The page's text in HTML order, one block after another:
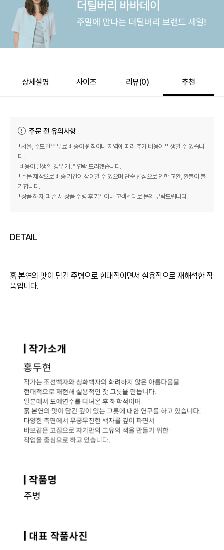
배송 가능 지역
전국
상세설명 사이즈 리뷰(0) 추천
주문 전 유의사항
*서울, 수도권은 무료 배송이 원칙이나 지역에 따라 추가 비용이 발생할 수 있습니
다.
비용이 발생할 경우 개별 연락 드리겠습니다.
*주문 제작으로 배송 기간이 상이할 수 있으며 단순 변심으로 인한 교환, 환불이 불
가합니다.
*상품 하자, 파손 시 상품 수령 후 7일 이내 고객센터로 문의 부탁드립니다.
DETAIL
흙 본연의 맛이 담긴 주병으로 현대적이면서 실용적으로 재해석한 작
품입니다.